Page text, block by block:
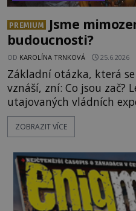
PREMIUM
Jsme
budoucnosti?
OD KAROLÍNA TRNKOVÁ 25.6.2026
Základní otázka, která
vznáší, zní: Co jsou zač?
utajovaných vládních
vesmírné lodě plnící na
Skokani mezi
možnostech již desítky
vědci, ufologo
ZOBRAZIT VÍCE